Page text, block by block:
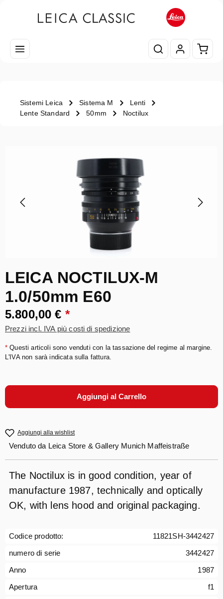
Il
Sistemi Leica Sistema M
Lenti
Lente Standard
50mm Noctilux
LEICA NOCTILUX-M
1.0/50mm E60
5.800,00 € *
Prezzi incl. IVA più costi di spedizione
* Questi articoli sono venduti con la tassazione del regime al margine.
L'IVA non sarà indicata sulla fattura.
Aggiungi al Carrello
Aggiungi alla wishlist
Venduto da Leica Store & Gallery Munich Maffeistraße
The Noctilux is in good condition, year of
manufacture 1987, technically and optically
OK, with lens hood and original packaging.
Codice prodotto:
11821SH-3442427
numero di serie
3442427
Anno
1987
Apertura
f1